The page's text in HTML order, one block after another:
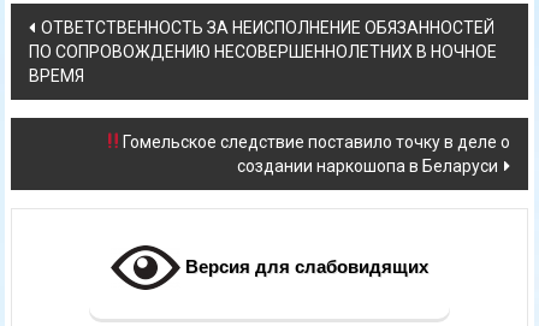
Навигация
по
записям
ОТВЕТСТВЕННОСТЬ ЗА НЕИСПОЛНЕНИЕ ОБЯЗАННОСТЕЙ
ПО СОПРОВОЖДЕНИЮ НЕСОВЕРШЕННОЛЕТНИХ В НОЧНОЕ
ВРЕМЯ
Гомельское следствие поставило точку в деле о
создании наркошопа в Беларуси
Версия для слабовидящих